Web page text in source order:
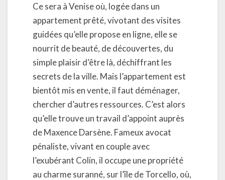
Ce sera à Venise où, logée dans un
appartement prêté, vivotant des visites
guidées qu’elle propose en ligne, elle se
nourrit de beauté, de découvertes, du
simple plaisir d’être là, déchiffrant les
secrets de la ville. Mais l’appartement est
bientôt mis en vente, il faut déménager,
chercher d’autres ressources. C’est alors
qu’elle trouve un travail d’appoint auprès
de Maxence Darsène. Fameux avocat
pénaliste, vivant en couple avec
l’exubérant Colin, il occupe une propriété
au charme suranné, sur l’île de Torcello, où,